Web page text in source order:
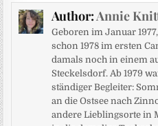
Author:Annie
Geboren im Januar
schon 1978 im ersten
damals noch in einem
Steckelsdorf. Ab 1979
ständiger Begleiter:
an die Ostsee nach
andere Lieblingsorte in